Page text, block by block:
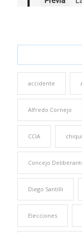
accidente
Alfredo Cornejo
CCIA
Concejo
Diego Santilli
Elecciones